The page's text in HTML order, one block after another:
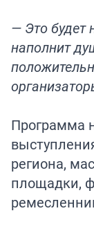
— Это будет
наполнит
Программа
региона,
площадки,